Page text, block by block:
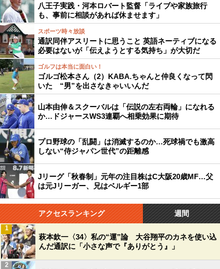
八王子実践・河本ロバート監督「ライブや家族旅行
も、事前に相談があれば休ませます」
スポーツ時々放談
通訳同伴アスリートに思うこと 英語ネーティブになる
必要はないが「伝えようとする気持ち」が大切だ
ゴルフは本当に面白い！
ゴルゴ松本さん（2）KABA.ちゃんと仲良くなって閃
いた “男”を出さなきゃいいんだ
山本由伸＆スクーバルは「伝説の左右両輪」になれる
か…ドジャースWS3連覇へ相乗効果に期待
プロ野球の「乱闘」は消滅するのか…死球禍でも激高
しない“侍ジャパン世代”の距離感
Jリーグ「秋春制」元年の注目株はC大阪20歳MF…父
は元Jリーガー、兄はベルギー1部
アクセスランキング 週間
萩本欽一〈34〉私の“運”論 大谷翔平のカネを使い込
んだ通訳に「小さな声で『ありがとう』」
1
2